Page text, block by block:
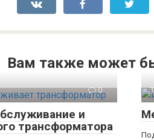
Вам также может
0
и
трансформатора